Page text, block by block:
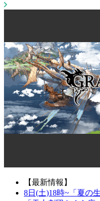
【最新情報】
8日(土)18時~「夏の